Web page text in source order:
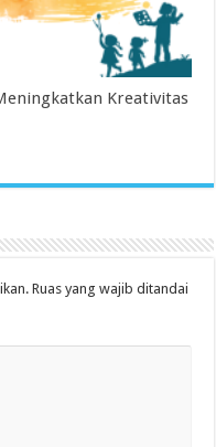
Kreativitas
Ruas yang wajib ditandai